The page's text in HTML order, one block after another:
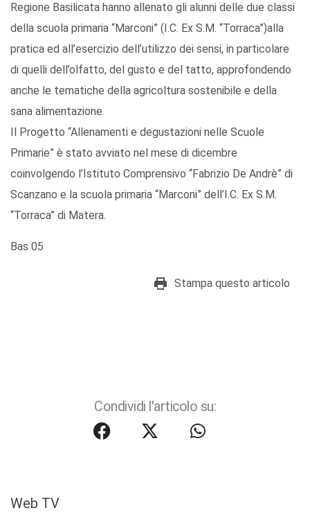
Regione Basilicata hanno allenato gli alunni delle due classi
della scuola primaria “Marconi” (I.C. Ex S.M. “Torraca”)alla
pratica ed all’esercizio dell’utilizzo dei sensi, in particolare
di quelli dell’olfatto, del gusto e del tatto, approfondendo
anche le tematiche della agricoltura sostenibile e della
sana alimentazione.
Il Progetto “Allenamenti e degustazioni nelle Scuole
Primarie” è stato avviato nel mese di dicembre
coinvolgendo l’Istituto Comprensivo “Fabrizio De Andrè” di
Scanzano e la scuola primaria “Marconi” dell’I.C. Ex S.M.
“Torraca” di Matera.
Bas 05
Stampa questo articolo
Condividi l'articolo su:
Web TV